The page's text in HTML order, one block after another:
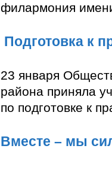
филармония
Подготовка к
23 января
района приняла
по подготовке к
Вместе – мы